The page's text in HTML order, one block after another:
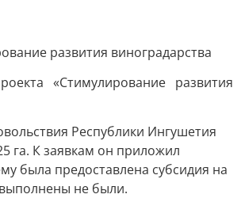
развития виноградарства
«Стимулирование развития
Республики Ингушетия
га. К заявкам он приложил
была предоставлена субсидия на
не были.